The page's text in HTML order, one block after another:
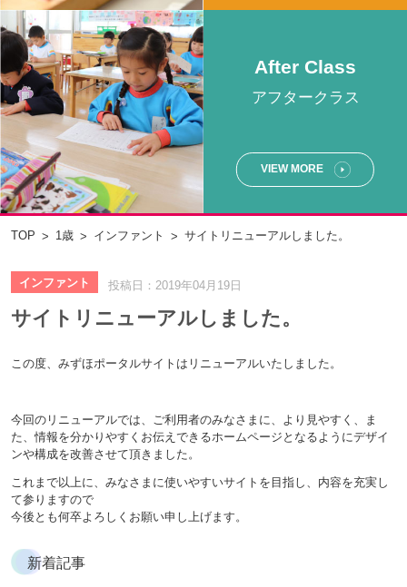
After Class
アフタークラス
VIEW MORE
TOP 1歳 インファント サイトリニューアルしました。
インファント 投稿日：2019年04月19日
サイトリニューアルしました。
この度、みずほポータルサイトはリニューアルいたしました。
今回のリニューアルでは、ご利用者のみなさまに、より見やすく、ま
た、情報を分かりやすくお伝えできるホームページとなるようにデザイ
ンや構成を改善させて頂きました。
これまで以上に、みなさまに使いやすいサイトを目指し、内容を充実し
て参りますので
今後とも何卒よろしくお願い申し上げます。
新着記事